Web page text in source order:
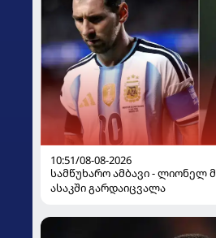
10:51/08-08-2026
სამწუხარო ამბავი - ლიონელ
ასაკში გარდაიცვალა